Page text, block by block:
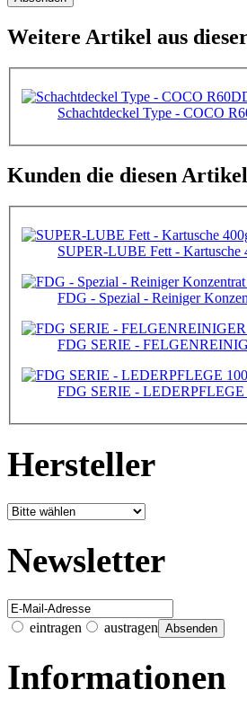
Weitere Artikel aus
Schachtdeckel Type - COCO
Kunden die diesen Artikel
SUPER-LUBE Fett - Kartusche
FDG SERIE -
Hersteller
Newsletter
eintragen austragen
Informationen